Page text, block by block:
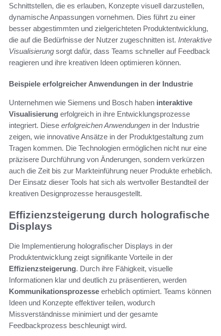
Schnittstellen, die es erlauben, Konzepte visuell darzustellen,
dynamische Anpassungen vornehmen. Dies führt zu einer
besser abgestimmten und zielgerichteten Produktentwicklung,
die auf die Bedürfnisse der Nutzer zugeschnitten ist. Interaktive
Visualisierung sorgt dafür, dass Teams schneller auf Feedback
reagieren und ihre kreativen Ideen optimieren können.
Beispiele erfolgreicher Anwendungen in der Industrie
Unternehmen wie Siemens und Bosch haben interaktive
Visualisierung erfolgreich in ihre Entwicklungsprozesse
integriert. Diese erfolgreichen Anwendungen in der Industrie
zeigen, wie innovative Ansätze in der Produktgestaltung zum
Tragen kommen. Die Technologien ermöglichen nicht nur eine
präzisere Durchführung von Änderungen, sondern verkürzen
auch die Zeit bis zur Markteinführung neuer Produkte erheblich.
Der Einsatz dieser Tools hat sich als wertvoller Bestandteil der
kreativen Designprozesse herausgestellt.
Effizienzsteigerung durch holografische
Displays
Die Implementierung holografischer Displays in der
Produktentwicklung zeigt signifikante Vorteile in der
Effizienzsteigerung. Durch ihre Fähigkeit, visuelle
Informationen klar und deutlich zu präsentieren, werden
Kommunikationsprozesse erheblich optimiert. Teams können
Ideen und Konzepte effektiver teilen, wodurch
Missverständnisse minimiert und der gesamte
Feedbackprozess beschleunigt wird.